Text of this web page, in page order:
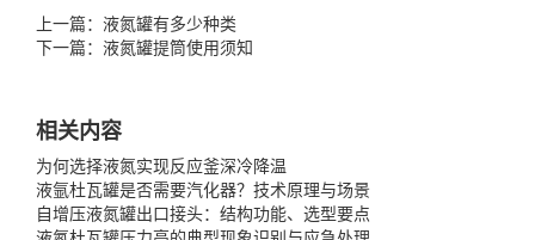
上一篇：液氮罐有多少种类
下一篇：液氮罐提筒使用须知
相关内容
为何选择液氮实现反应釜深冷降温
液氩杜瓦罐是否需要汽化器？技术原理与场景
自增压液氮罐出口接头：结构功能、选型要点